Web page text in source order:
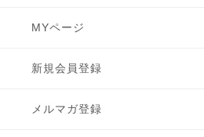
MYページ
新規会員登録
メルマガ登録